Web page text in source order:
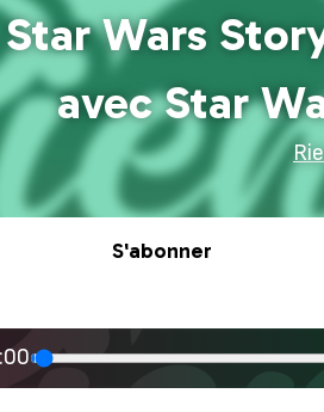
Wars
avec Star
S'abonner